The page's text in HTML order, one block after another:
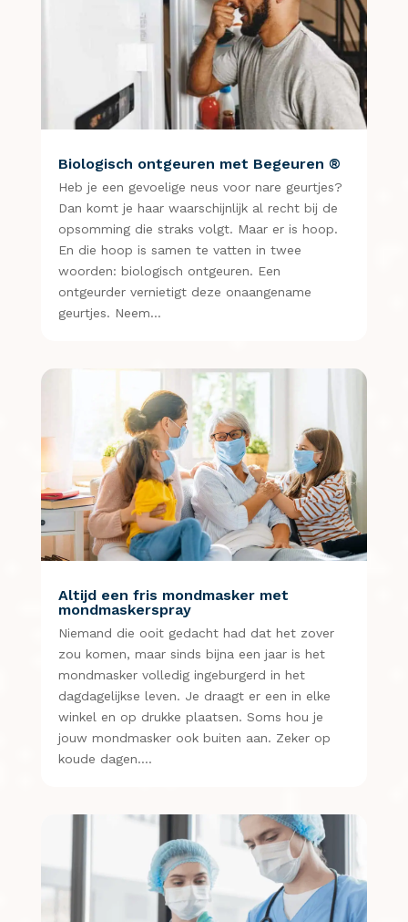
Biologisch ontgeuren met Begeuren ®
Heb je een gevoelige neus voor nare geurtjes?
Dan komt je haar waarschijnlijk al recht bij de
opsomming die straks volgt. Maar er is hoop.
En die hoop is samen te vatten in twee
woorden: biologisch ontgeuren. Een
ontgeurder vernietigt deze onaangename
geurtjes. Neem…
Altijd een fris mondmasker met
mondmaskerspray
Niemand die ooit gedacht had dat het zover
zou komen, maar sinds bijna een jaar is het
mondmasker volledig ingeburgerd in het
dagdagelijkse leven. Je draagt er een in elke
winkel en op drukke plaatsen. Soms hou je
jouw mondmasker ook buiten aan. Zeker op
koude dagen….